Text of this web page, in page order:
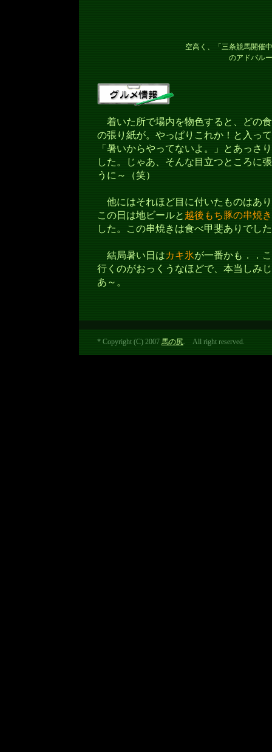
空高く、「三条競馬開催
のアドバル
着いた所で場内を物色すると、どの
の張り紙が。やっぱりこれか！と入っ
「暑いからやってないよ。」とあっさ
した。じゃあ、そんな目立つところに
うに～（笑）
他にはそれほど目に付いたものはあ
この日は地ビールと 越後もち豚の串焼き
した。この串焼きは食べ甲斐ありでし
結局暑い日はカキ氷が一番かも．．
行くのがおっくうなほどで、本当しみ
あ～。
* Copyright (C) 2007 馬の尻. All right reserved.